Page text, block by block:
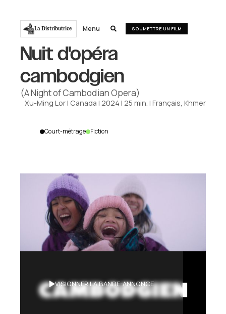
La Distributrice Menu  SOUMETTRE UN FILM
Nuit d'opéra
cambodgien
(A Night of Cambodian Opera)
Xu-Ming Lor| Canada |2024 |25 min. |Français, Khmer
Court-métrage Fiction
VISIONNER LA BANDE-ANNONCE
Synopsis